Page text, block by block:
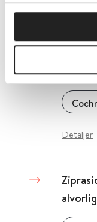
Detaljer